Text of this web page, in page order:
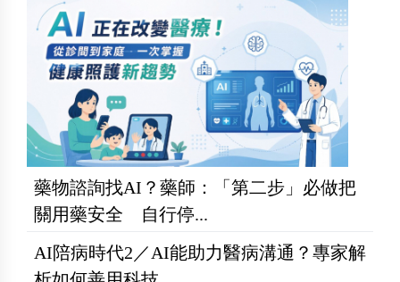
藥物諮詢找AI？藥師：「第二步」必做把
關用藥安全 自行停...
AI陪病時代2／AI能助力醫病溝通？專家解